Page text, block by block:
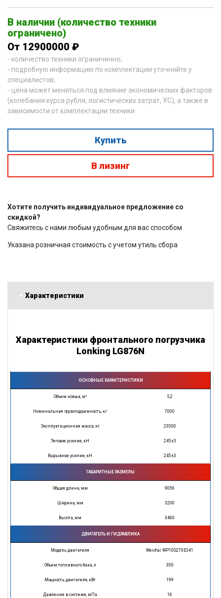
В наличии (количество техники
ограничено)
От 12900000 ₽
- количество техники ограниченно;
- подробную информацию по комплектации уточняйте у
специалистов;
- цена может меняться под влияние экономических факторов
(колебания курса рубля, логистических затрат, УС), а также в
зависимости от комплектации техники
Купить
В лизинг
Хотите получить индивидуальное предложение со
скидкой?
Свяжитесь с нами любым удобным для вас способом
Указана розничная стоимость с учетом утиль сбора
Характеристики
Характеристики фронтального погрузчика
Lonking LG876N
ОСНОВНЫЕ ХАРАКТЕРИСТИКИ
Объем ковша, м³ 5,2
Номинальная грузоподъемность, кг 7000
Эксплуатационная масса, кг 23500
Тяговое усилие, кН 245±3
Вырывное усилие, кН 245±3
ГАБАРИТНЫЕ РАЗМЕРЫ
Общая длина, мм 9056
Ширина, мм 3200
Высота, мм 3460
ДВИГАТЕЛЬ И ГИДРАВЛИКА
Модель двигателя Weichai WP10G270E341
Объем топливного бака, л 350
Мощность двигателя, кВт 199
Давление в системе, мПа 16